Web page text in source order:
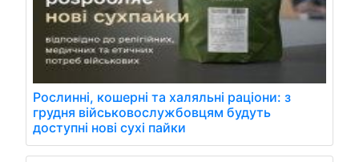
Рослинні, кошерні та халяльні раціони: з
грудня військовослужбовцям будуть
доступні нові сухі пайки